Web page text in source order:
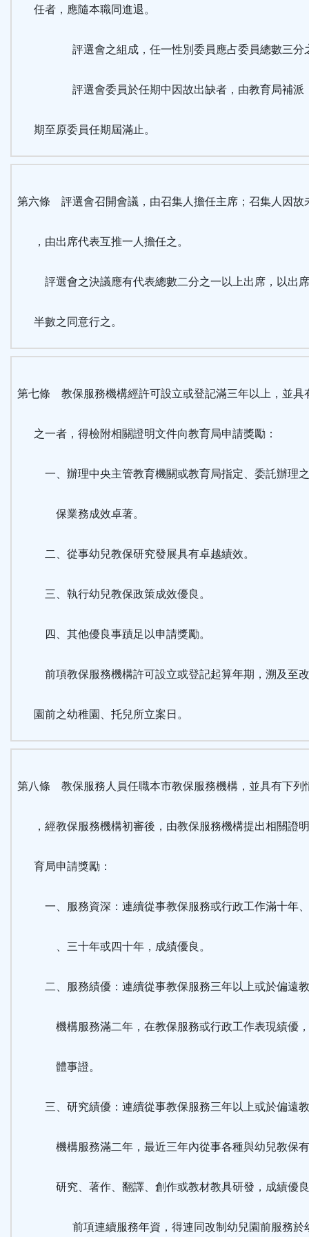
任者，應隨本職同進退。
評選會之組成，任一性別委員應占委員總數三分
評選會委員於任期中因故出缺者，由教育局補派
期至原委員任期屆滿止。
第六條 評選會召開會議，由召集人擔任主席；召集人因故
，由出席代表互推一人擔任之。
評選會之決議應有代表總數二分之一以上出席，以出
半數之同意行之。
第七條 教保服務機構經許可設立或登記滿三年以上，並具
之一者，得檢附相關證明文件向教育局申請獎勵：
一、辦理中央主管教育機關或教育局指定、委託辦理
保業務成效卓著。
二、從事幼兒教保研究發展具有卓越績效。
三、執行幼兒教保政策成效優良。
四、其他優良事蹟足以申請獎勵。
前項教保服務機構許可設立或登記起算年期，溯及至
園前之幼稚園、托兒所立案日。
第八條 教保服務人員任職本市教保服務機構，並具有下列
，經教保服務機構初審後，由教保服務機構提出相關證
育局申請獎勵：
一、服務資深：連續從事教保服務或行政工作滿十年
、三十年或四十年，成績優良。
二、服務績優：連續從事教保服務三年以上或於偏遠
機構服務滿二年，在教保服務或行政工作表現績優
體事證。
三、研究績優：連續從事教保服務三年以上或於偏遠
機構服務滿二年，最近三年內從事各種與幼兒教保
研究、著作、翻譯、創作或教材教具研發，成績優
前項連續服務年資，得連同改制幼兒園前服務於